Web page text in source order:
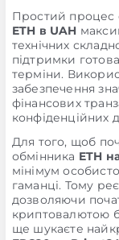
Простий процес
ETH в UAH
технічних
підтримки
терміни.
забезпечення
фінансових
конфіденційних
Для того, щоб
обмінника ETH
мінімум
гаманці. Тому
дозволяючи
криптовалютою
ще шукаєте